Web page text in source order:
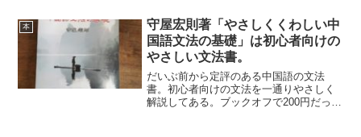
語字幕なしで読もう！ハングル八田とハ
ンナのハングル・...
本
守屋宏則著「やさしくくわしい中
国語文法の基礎」は初心者向けの
やさしい文法書。
だいぶ前から定評のある中国語の文法
書。初心者向けの文法を一通りやさしく
解説してある。ブックオフで200円だった